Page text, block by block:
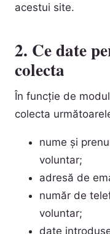
acestui site.
2. Ce date
colecta
În funcție de
colecta
nume și
voluntar;
adresă de
număr de
voluntar;
date